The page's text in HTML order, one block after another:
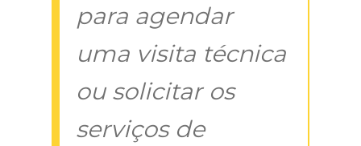
para agendar
uma visita técnica
ou solicitar os
serviços de